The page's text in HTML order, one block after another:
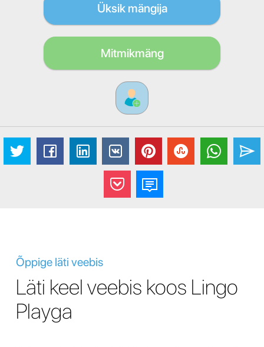
Üksik mängija
Mitmikmäng
Õppige läti veebis
Läti keel veebis koos Lingo
Playga